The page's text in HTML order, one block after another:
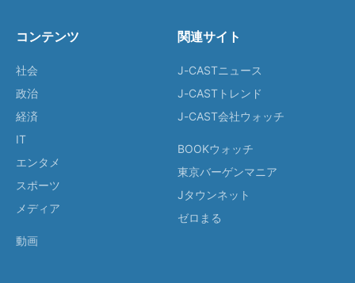
コンテンツ
社会
政治
経済
IT
エンタメ
スポーツ
メディア
動画
関連サイト
J-CASTニュース
J-CASTトレンド
J-CAST会社ウォッチ
BOOKウォッチ
東京バーゲンマニア
Jタウンネット
ゼロまる